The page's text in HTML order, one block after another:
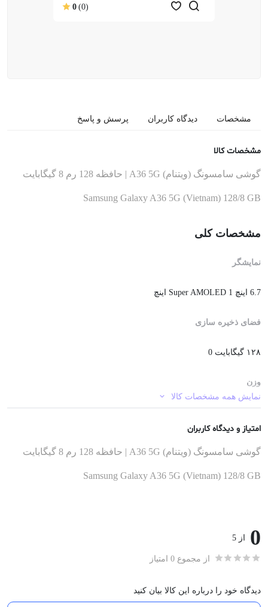
0 (0)
مشخصات دیدگاه کاربران پرسش و پاسخ
مشخصات کالا
گوشی سامسونگ (ویتنام) A36 5G | حافظه 128 رم 8 گیگابایت
Samsung Galaxy A36 5G (Vietnam) 128/8 GB
مشخصات کلی
نمایشگر
6.7 اینچ Super AMOLED 1 اینچ
فضای ذخیره سازی
۱۲۸ گیگابایت 0
وزن
۸ گیگابایت 0
۵۰ مگاپیکسل 0
تعداد سیمکارت
۲ سیم کارت 2 سیم کارت
نمایش همه مشخصات کالا
امتیاز و دیدگاه کاربران
گوشی سامسونگ (ویتنام) A36 5G | حافظه 128 رم 8 گیگابایت
Samsung Galaxy A36 5G (Vietnam) 128/8 GB
0 از 5
از مجموع 0 امتیاز
دیدگاه خود را درباره این کالا بیان کنید